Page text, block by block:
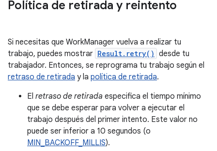
Política de retirada y reintento
Si necesitas que WorkManager vuelva a realizar tu
trabajo, puedes mostrar Result.retry() desde tu
trabajador. Entonces, se reprograma tu trabajo según el
retraso de retirada y la política de retirada.
El retraso de retirada especifica el tiempo mínimo
que se debe esperar para volver a ejecutar el
trabajo después del primer intento. Este valor no
puede ser inferior a 10 segundos (o
MIN_BACKOFF_MILLIS).